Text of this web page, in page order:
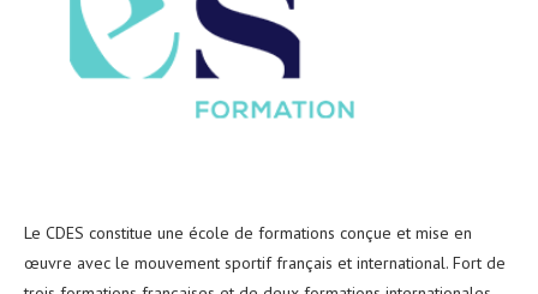
Le CDES constitue une école de formations conçue et mise en
œuvre avec le mouvement sportif français et international. Fort de